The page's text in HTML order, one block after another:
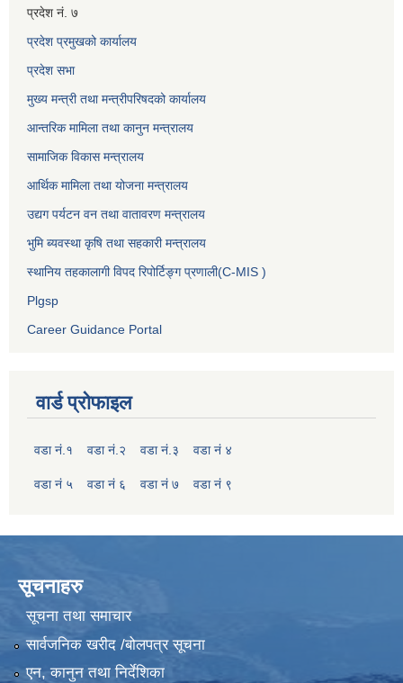
प्रदेश नं. ७
प्रदेश प्रमुखको कार्यालय
प्रदेश सभा
मुख्य मन्त्री तथा मन्त्रीपरिषदको कार्यालय
आन्तरिक मामिला तथा कानुन मन्त्रालय
सामाजिक विकास मन्त्रालय
आर्थिक मामिला तथा योजना मन्त्रालय
उद्यग पर्यटन वन तथा वातावरण मन्त्रालय
भुमि ब्यवस्था कृषि तथा सहकारी मन्त्रालय
स्थानिय तहकालागी विपद रिपोर्टिङ्ग प्रणाली(C-MIS )
Plgsp
Career Guidance Portal
वार्ड प्रोफाइल
वडा नं.१ वडा नं.२ वडा नं.३ वडा नं ४
वडा नं ५ वडा नं ६ वडा नं ७ वडा नं ९
सूचनाहरु
सूचना तथा समाचार
सार्वजनिक खरीद /बोलपत्र सूचना
एन, कानुन तथा निर्देशिका